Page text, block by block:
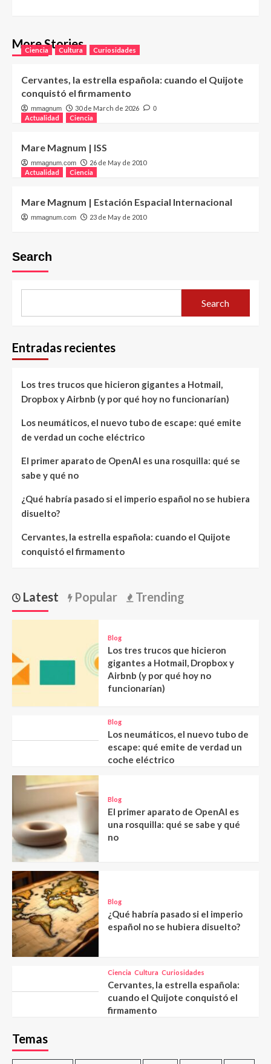
More Stories
Ciencia Cultura Curiosidades
Cervantes, la estrella española: cuando el Quijote
conquistó el firmamento
mmagnum 30 de March de 2026 0
Actualidad Ciencia
Mare Magnum | ISS
mmagnum.com
26 de May de 2010
Actualidad
Ciencia
Mare Magnum | Estación Espacial Internacional
mmagnum.com 23 de May de 2010
Search
Search
Entradas recientes
Los tres trucos que hicieron gigantes a Hotmail,
Dropbox y Airbnb (y por qué hoy no funcionarían)
Los neumáticos, el nuevo tubo de escape: qué emite
de verdad un coche eléctrico
El primer aparato de OpenAI es una rosquilla: qué se
sabe y qué no
¿Qué habría pasado si el imperio español no se hubiera
disuelto?
Cervantes, la estrella española: cuando el Quijote
conquistó el firmamento
Latest Popular Trending
Blog
Los tres trucos que hicieron
gigantes a Hotmail, Dropbox y
Airbnb (y por qué hoy no
funcionarían)
Blog
Los neumáticos, el nuevo tubo de
escape: qué emite de verdad un
coche eléctrico
Blog
El primer aparato de OpenAI es
una rosquilla: qué se sabe y qué
no
Blog
¿Qué habría pasado si el imperio
español no se hubiera disuelto?
Ciencia Cultura Curiosidades
Cervantes, la estrella española:
cuando el Quijote conquistó el
firmamento
Temas